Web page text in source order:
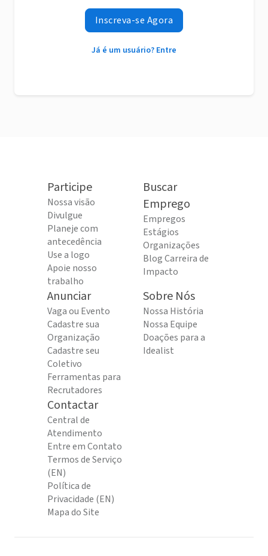
Inscreva-se Agora
Já é um usuário? Entre
Participe
Nossa visão
Divulgue
Planeje com
antecedência
Use a logo
Apoie nosso
trabalho
Buscar
Emprego
Empregos
Estágios
Organizações
Blog Carreira de
Impacto
Anunciar
Vaga ou Evento
Cadastre sua
Organização
Cadastre seu
Coletivo
Ferramentas para
Recrutadores
Sobre Nós
Nossa História
Nossa Equipe
Doações para a
Idealist
Contactar
Central de
Atendimento
Entre em Contato
Termos de Serviço
(EN)
Política de
Privacidade (EN)
Mapa do Site